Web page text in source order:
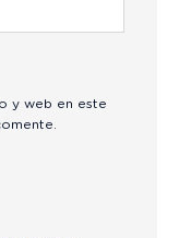
y web en este